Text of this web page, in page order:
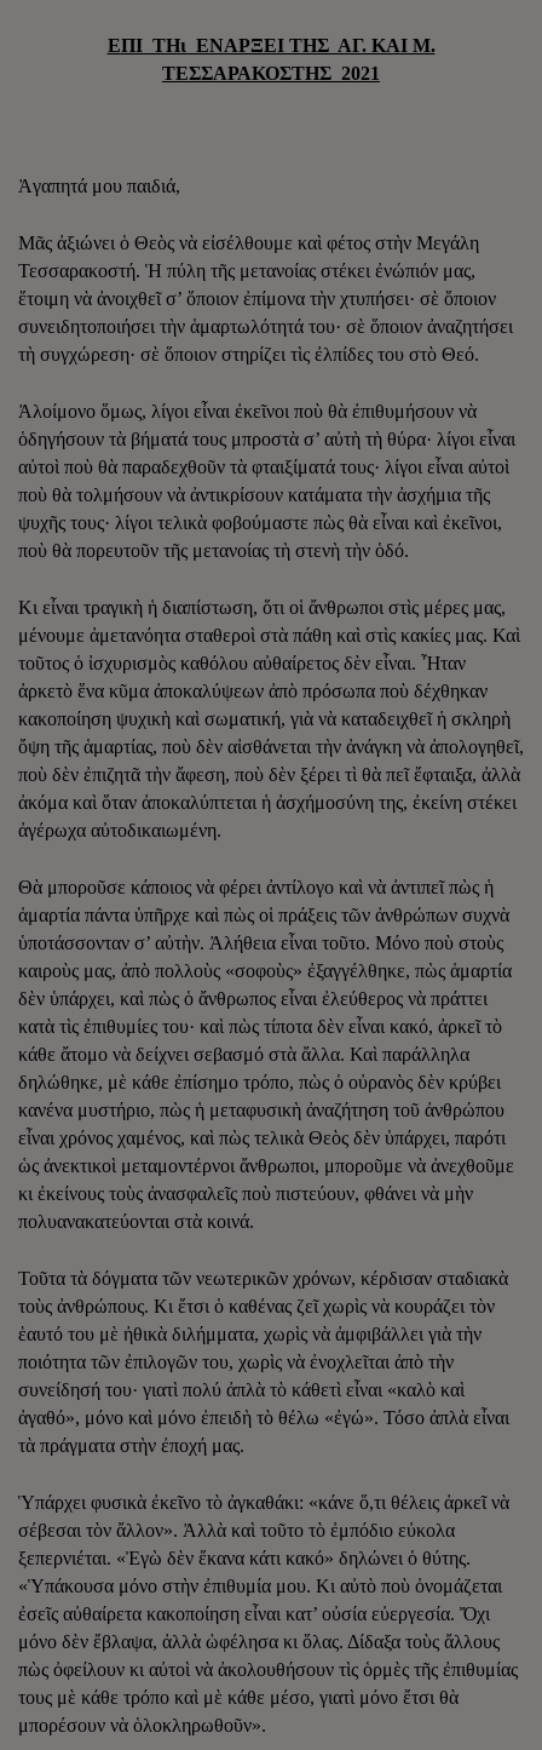
ΕΠΙ ΤΗι ΕΝΑΡΞΕΙ ΤΗΣ ΑΓ. ΚΑΙ Μ.
ΤΕΣΣΑΡΑΚΟΣΤΗΣ 2021
Ἀγαπητά μου παιδιά,
Μᾶς ἀξιώνει ὁ Θεὸς νὰ εἰσέλθουμε καὶ φέτος στὴν Μεγάλη
Τεσσαρακοστή. Ἡ πύλη τῆς μετανοίας στέκει ἐνώπιόν μας,
ἕτοιμη νὰ ἀνοιχθεῖ σ’ ὅποιον ἐπίμονα τὴν χτυπήσει· σὲ ὅποιον
συνειδητοποιήσει τὴν ἁμαρτωλότητά του· σὲ ὅποιον ἀναζητήσει
τὴ συγχώρεση· σὲ ὅποιον στηρίζει τὶς ἐλπίδες του στὸ Θεό.
Ἀλοίμονο ὅμως, λίγοι εἶναι ἐκεῖνοι ποὺ θὰ ἐπιθυμήσουν νὰ
ὁδηγήσουν τὰ βήματά τους μπροστὰ σ’ αὐτὴ τὴ θύρα· λίγοι εἶναι
αὐτοὶ ποὺ θὰ παραδεχθοῦν τὰ φταιξίματά τους· λίγοι εἶναι αὐτοὶ
ποὺ θὰ τολμήσουν νὰ ἀντικρίσουν κατάματα τὴν ἀσχήμια τῆς
ψυχῆς τους· λίγοι τελικὰ φοβούμαστε πὼς θὰ εἶναι καὶ ἐκεῖνοι,
ποὺ θὰ πορευτοῦν τῆς μετανοίας τὴ στενὴ τὴν ὁδό.
Κι εἶναι τραγικὴ ἡ διαπίστωση, ὅτι οἱ ἄνθρωποι στὶς μέρες μας,
μένουμε ἀμετανόητα σταθεροὶ στὰ πάθη καὶ στὶς κακίες μας. Καὶ
τοῦτος ὁ ἰσχυρισμὸς καθόλου αὐθαίρετος δὲν εἶναι. Ἦταν
ἀρκετὸ ἕνα κῦμα ἀποκαλύψεων ἀπὸ πρόσωπα ποὺ δέχθηκαν
κακοποίηση ψυχικὴ καὶ σωματική, γιὰ νὰ καταδειχθεῖ ἡ σκληρὴ
ὄψη τῆς ἁμαρτίας, ποὺ δὲν αἰσθάνεται τὴν ἀνάγκη νὰ ἀπολογηθεῖ,
ποὺ δὲν ἐπιζητᾶ τὴν ἄφεση, ποὺ δὲν ξέρει τὶ θὰ πεῖ ἔφταιξα, ἀλλὰ
ἀκόμα καὶ ὅταν ἀποκαλύπτεται ἡ ἀσχήμοσύνη της, ἐκείνη στέκει
ἀγέρωχα αὐτοδικαιωμένη.
Θὰ μποροῦσε κάποιος νὰ φέρει ἀντίλογο καὶ νὰ ἀντιπεῖ πὼς ἡ
ἁμαρτία πάντα ὑπῆρχε καὶ πὼς οἱ πράξεις τῶν ἀνθρώπων συχνὰ
ὑποτάσσονταν σ’ αὐτὴν. Ἀλήθεια εἶναι τοῦτο. Μόνο ποὺ στοὺς
καιροὺς μας, ἀπὸ πολλοὺς «σοφοὺς» ἐξαγγέλθηκε, πὼς ἁμαρτία
δὲν ὑπάρχει, καὶ πὼς ὁ ἄνθρωπος εἶναι ἐλεύθερος νὰ πράττει
κατὰ τὶς ἐπιθυμίες του· καὶ πὼς τίποτα δὲν εἶναι κακό, ἀρκεῖ τὸ
κάθε ἄτομο νὰ δείχνει σεβασμό στὰ ἄλλα. Καὶ παράλληλα
δηλώθηκε, μὲ κάθε ἐπίσημο τρόπο, πὼς ὁ οὐρανὸς δὲν κρύβει
κανένα μυστήριο, πὼς ἡ μεταφυσικὴ ἀναζήτηση τοῦ ἀνθρώπου
εἶναι χρόνος χαμένος, καὶ πὼς τελικὰ Θεὸς δὲν ὑπάρχει, παρότι
ὡς ἀνεκτικοὶ μεταμοντέρνοι ἄνθρωποι, μποροῦμε νὰ ἀνεχθοῦμε
κι ἐκείνους τοὺς ἀνασφαλεῖς ποὺ πιστεύουν, φθάνει νὰ μὴν
πολυανακατεύονται στὰ κοινά.
Τοῦτα τὰ δόγματα τῶν νεωτερικῶν χρόνων, κέρδισαν σταδιακὰ
τοὺς ἀνθρώπους. Κι ἔτσι ὁ καθένας ζεῖ χωρὶς νὰ κουράζει τὸν
ἑαυτό του μὲ ἠθικὰ διλήμματα, χωρὶς νὰ ἀμφιβάλλει γιὰ τὴν
ποιότητα τῶν ἐπιλογῶν του, χωρὶς νὰ ἐνοχλεῖται ἀπὸ τὴν
συνείδησή του· γιατὶ πολύ ἀπλὰ τὸ κάθετὶ εἶναι «καλὸ καὶ
ἀγαθό», μόνο καὶ μόνο ἐπειδὴ τὸ θέλω «ἐγώ». Τόσο ἀπλὰ εἶναι
τὰ πράγματα στὴν ἐποχή μας.
Ὑπάρχει φυσικὰ ἐκεῖνο τὸ ἀγκαθάκι: «κάνε ὅ,τι θέλεις ἀρκεῖ νὰ
σέβεσαι τὸν ἄλλον». Ἀλλὰ καὶ τοῦτο τὸ ἐμπόδιο εὐκολα
ξεπερνιέται. «Ἐγὼ δὲν ἔκανα κάτι κακό» δηλώνει ὁ θύτης.
«Ὑπάκουσα μόνο στὴν ἐπιθυμία μου. Κι αὐτὸ ποὺ ὀνομάζεται
ἐσεῖς αὐθαίρετα κακοποίηση εἶναι κατ’ οὐσία εὐεργεσία. Ὄχι
μόνο δὲν ἔβλαψα, ἀλλὰ ὠφέλησα κι ὅλας. Δίδαξα τοὺς ἄλλους
πὼς ὀφείλουν κι αὐτοὶ νὰ ἀκολουθήσουν τὶς ὁρμὲς τῆς ἐπιθυμίας
τους μὲ κάθε τρόπο καὶ μὲ κάθε μέσο, γιατὶ μόνο ἔτσι θὰ
μπορέσουν νὰ ὁλοκληρωθοῦν».